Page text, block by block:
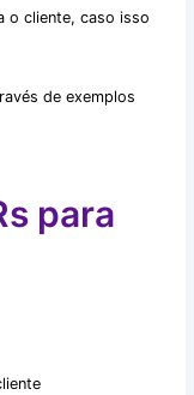
o cliente, caso isso
de exemplos
para